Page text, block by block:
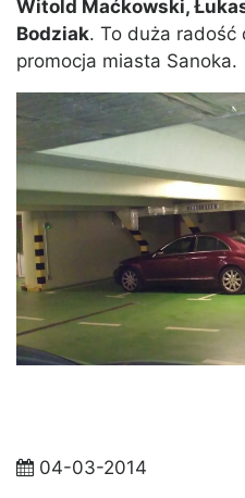
Witold Maćkowski,
Bodziak. To duża radość
promocja miasta Sanoka.
04-03-2014